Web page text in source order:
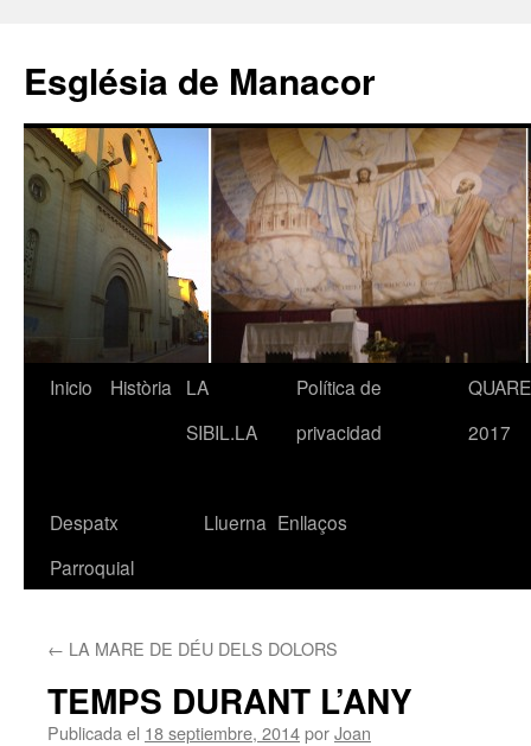
contenido
Església de Manacor
Inicio Història
LA
SIBIL.LA
Política de
privacidad
2017
Despatx
Parroquial
Lluerna Enllaços
← LA MARE DE DÉU DELS DOLORS
TEMPS DURANT L’ANY
Publicada el 18 septiembre, 2014porJoan